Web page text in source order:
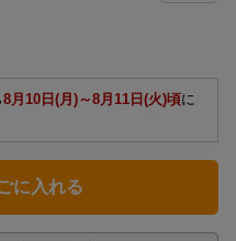
8月10日(月)～8月11日(火)頃に
に入れる